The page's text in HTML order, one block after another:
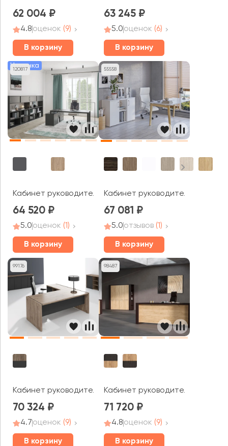
62 004
4.8оценок (9)
В корзину
63 245
5.0оценок (6)
В корзину
120817
Новинка
Кабинет руководителя Аллегро кабинет / Allegro
64 520
5.0оценок (1)
В корзину
55558
Кабинет руководителя Оникс
67 081
5.0отзывов (1)
В корзину
99176
Кабинет руководителя Моррис Тренд / Morris Trend
70 324
4.7оценок (9)
В корзину
98487
Кабинет руководителя Альто /
71 720
4.8оценок (9)
В корзину